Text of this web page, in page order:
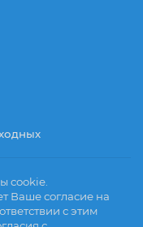
cookie.
Ваше согласие на
с этим